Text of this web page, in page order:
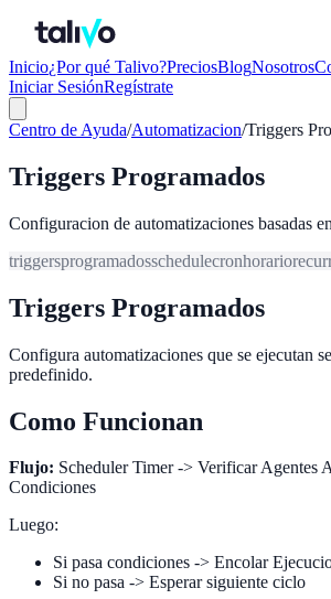
Inicio¿Por qué Talivo?PreciosBlogNosotros
Iniciar SesiónRegístrate
Centro de Ayuda/Automatizacion/Triggers
Triggers Programados
Configuracion de automatizaciones basadas
triggersprogramadosschedulecronhorario
Triggers Programados
Configura automatizaciones que se ejecutan
predefinido.
Como Funcionan
Flujo: Scheduler Timer -> Verificar Agentes
Condiciones
Luego:
Si pasa condiciones -> Encolar
Si no pasa -> Esperar siguiente ciclo